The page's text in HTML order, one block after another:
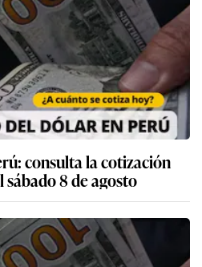
consulta la cotización
8 de agosto